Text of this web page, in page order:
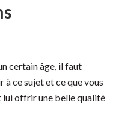
certain âge, il faut
ce sujet et ce que vous
lui offrir une belle qualité